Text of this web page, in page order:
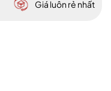
Giá luôn rẻ nhất